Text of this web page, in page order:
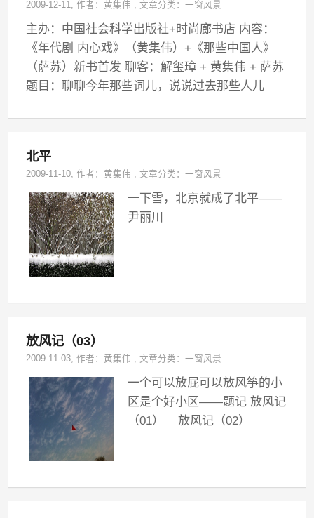
2009-12-11, 作者：黄集伟 ,文章分类：一窗风景
主办：中国社会科学出版社+时尚廊书店 内容：
《年代剧 内心戏》（黄集伟）+《那些中国人》
（萨苏）新书首发 聊客：解玺璋 + 黄集伟 + 萨苏
题目：聊聊今年那些词儿，说说过去那些人儿
北平
2009-11-10, 作者：黄集伟 ,文章分类：一窗风景
一下雪，北京就成了北平——
尹丽川
放风记（03）
2009-11-03, 作者：黄集伟 ,文章分类：一窗风景
一个可以放屁可以放风筝的小
区是个好小区——题记 放风记
（01） 放风记（02）